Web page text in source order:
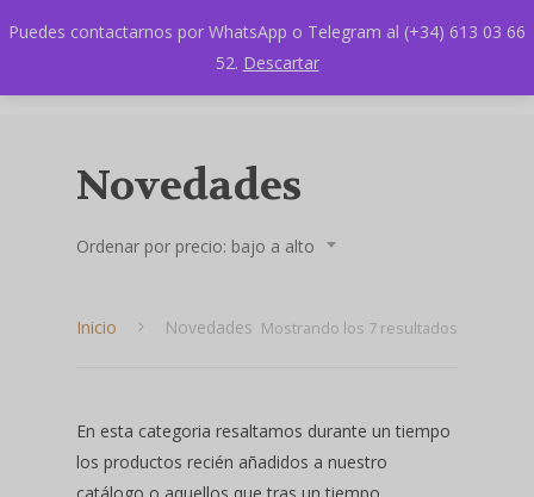
Novedades
Ordenar por precio: bajo a alto
Mostrando los 7 resultados
Inicio Novedades
En esta categoria resaltamos durante un tiempo
los productos recién añadidos a nuestro
Puedes contactarnos por WhatsApp o Telegram al (+34) 613 03 66
52. Descartar